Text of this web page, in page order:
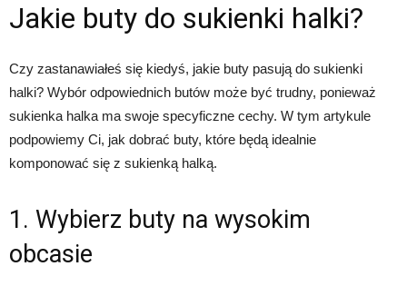
Jakie buty do sukienki halki?
Czy zastanawiałeś się kiedyś, jakie buty pasują do sukienki
halki? Wybór odpowiednich butów może być trudny, ponieważ
sukienka halka ma swoje specyficzne cechy. W tym artykule
podpowiemy Ci, jak dobrać buty, które będą idealnie
komponować się z sukienką halką.
1. Wybierz buty na wysokim
obcasie